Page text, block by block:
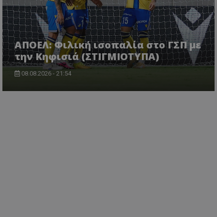
ΑΠΟΕΛ: Φιλική ισοπαλία στο ΓΣΠ με
την Κηφισιά (ΣΤΙΓΜΙΟΤΥΠΑ)
08.08.2026 - 21:54